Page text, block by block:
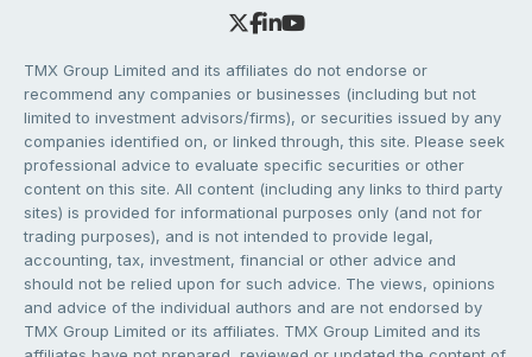
TMX Group Limited and its affiliates do not endorse or
recommend any companies or businesses (including but not
limited to investment advisors/firms), or securities issued by any
companies identified on, or linked through, this site. Please seek
professional advice to evaluate specific securities or other
content on this site. All content (including any links to third party
sites) is provided for informational purposes only (and not for
trading purposes), and is not intended to provide legal,
accounting, tax, investment, financial or other advice and
should not be relied upon for such advice. The views, opinions
and advice of the individual authors and are not endorsed by
TMX Group Limited or its affiliates. TMX Group Limited and its